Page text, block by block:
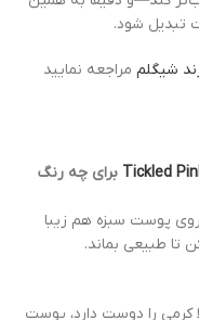
تبدیل شود.
شیگلم مراجعه نمایید
Tickled برای چه رنگ
پوست سبزه هم زیبا
تا طبیعی بماند.
را دوست دارد، پوست